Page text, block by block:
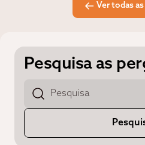
Ver todas
Pesquisa as